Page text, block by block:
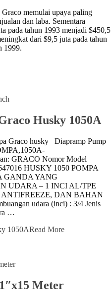
memulai upaya paling
dan laba. Sementara
pada tahun 1993 menjadi $450,5
dari $9,5 juta pada tahun
1999.
Husky 1050A
Graco husky Diapramp Pump
GRACO Nomor Model
HUSKY 1050 POMPA
GANDA YANG
UDARA – 1 INCI AL/TPE
DAN BAHAN
udara (inci) : 3/4 Jenis
…
1050ARead More
Meter